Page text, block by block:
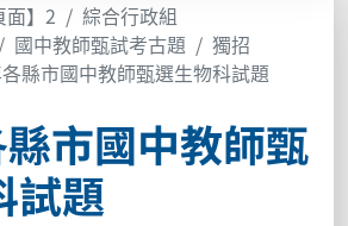
面】2
綜合行政組
國中教師甄試考古題
獨招
縣市國中教師甄選生物科試題
市國中教師甄
試題